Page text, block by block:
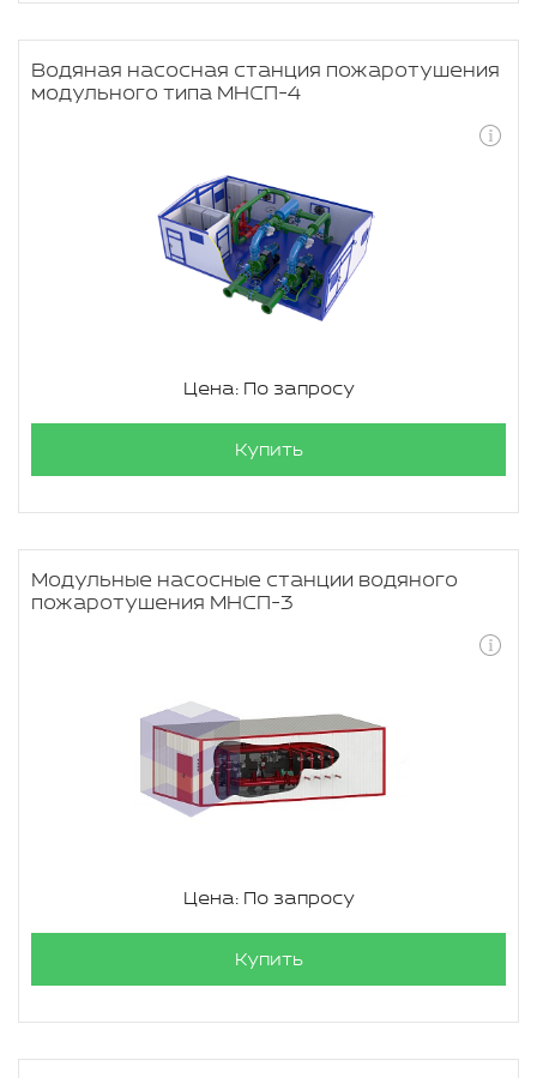
Водяная насосная станция пожаротушения
модульного типа МНСП-4
Цена: По запросу
Купить
Модульные насосные станции водяного
пожаротушения МНСП-3
Цена: По запросу
Купить